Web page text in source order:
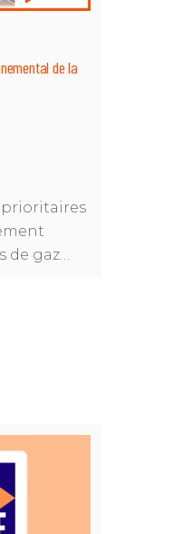
de la
prioritaires
de gaz…